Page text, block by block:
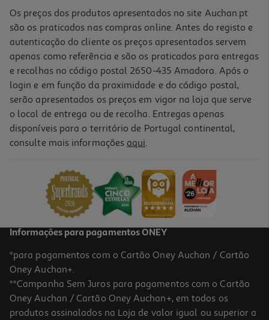
Capa Cellularline Samsung S26 Fina Transparente
12,99 €
Os preços dos produtos apresentados no site Auchan.pt
são os praticados nas compras online. Antes do registo e
autenticação do cliente os preços apresentados servem
apenas como referência e são os praticados para entregas
e recolhas no código postal 2650-435 Amadora. Após o
login e em função da proximidade e do código postal,
serão apresentados os preços em vigor na loja que serve
o local de entrega ou de recolha. Entregas apenas
disponíveis para o território de Portugal continental,
consulte mais informações aqui.
Informações para pagamentos ONEY
*para pagamentos com o Cartão Oney Auchan / Cartão
Oney Auchan+.
**Campanha Sem Juros para pagamentos com o Cartão
Oney Auchan / Cartão Oney Auchan+, em todos os
produtos assinalados na Loja de valor igual ou superior a